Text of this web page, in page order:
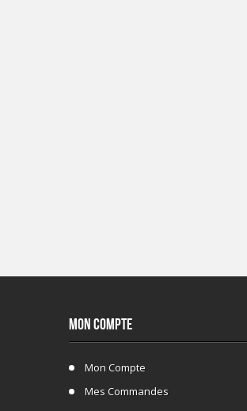
MON COMPTE
Mon Compte
Mes Commandes